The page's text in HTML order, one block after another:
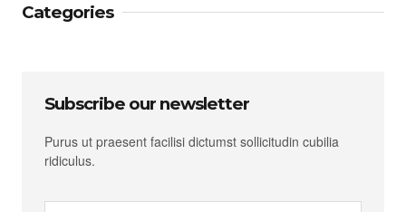
Categories
Subscribe our newsletter
Purus ut praesent facilisi dictumst sollicitudin cubilia
ridiculus.